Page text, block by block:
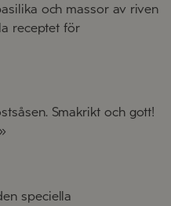
och massor av riven
receptet för
Smakrikt och gott!
speciella